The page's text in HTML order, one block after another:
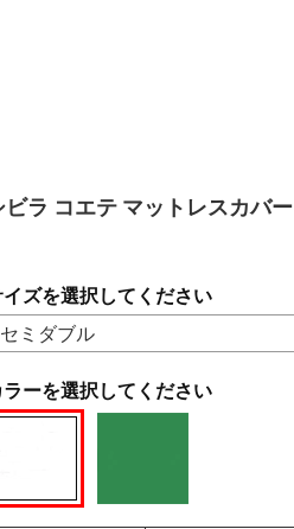
ビラ コエテ マットレスカバー
ラーを選択してください
ズを選択してください